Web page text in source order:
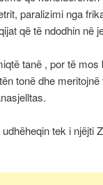
paralizimi nga
që të ndodhin në
tanë , por të
tonë dhe
tek i njëjti